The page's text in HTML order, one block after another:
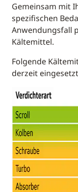
Gemeinsam mit
spezifischen
Anwendungsfall
Kältemittel.
Folgende
derzeit